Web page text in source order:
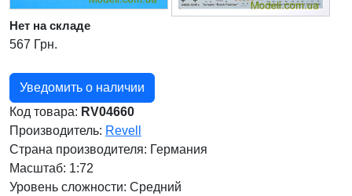
Нет на складе
567 Грн.
Уведомить о наличии
Код товара: RV04660
Производитель: Revell
Страна производителя: Германия
Масштаб: 1:72
Уровень сложности: Cредний